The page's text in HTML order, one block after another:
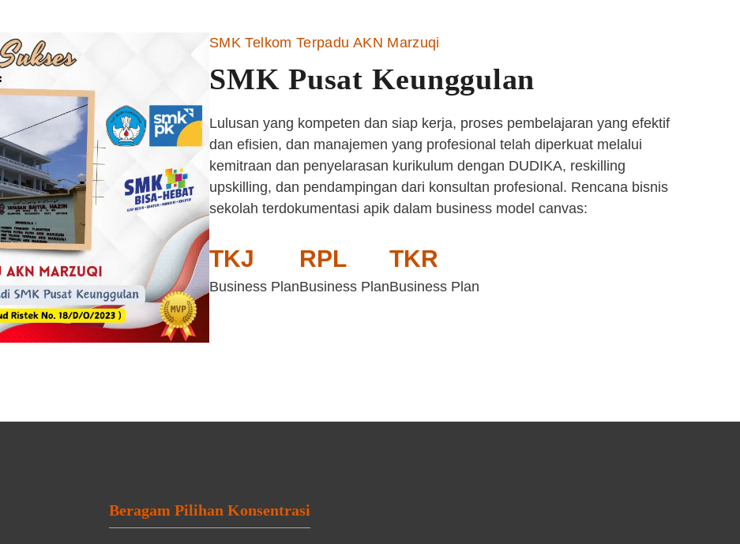
SMK Telkom Terpadu AKN Marzuqi
SMK Pusat Keunggulan
Lulusan yang kompeten dan siap kerja, proses pembelajaran yang efektif
dan efisien, dan manajemen yang profesional telah diperkuat melalui
kemitraan dan penyelarasan kurikulum dengan DUDIKA, reskilling
upskilling, dan pendampingan dari konsultan profesional. Rencana bisnis
sekolah terdokumentasi apik dalam business model canvas:
TKJ
Business Plan
RPL
Business Plan
TKR
Business Plan
Beragam Pilihan Konsentrasi